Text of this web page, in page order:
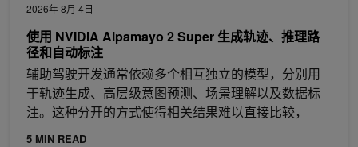
2026年 8月 4日
使用 NVIDIA Alpamayo 2 Super 生成轨迹、推理路
径和自动标注
辅助驾驶开发通常依赖多个相互独立的模型，分别用
于轨迹生成、高层级意图预测、场景理解以及数据标
注。这种分开的方式使得相关结果难以直接比较，
5 MIN READ